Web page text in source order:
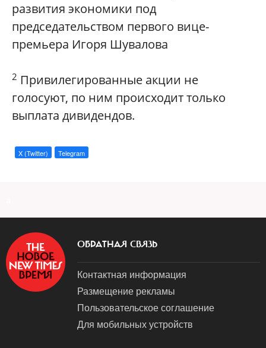
развития экономики под
председательством первого вице-
премьера Игоря Шувалова
2 Привилегированные акции не
голосуют, по ним происходит только
выплата дивидендов.
X (Twitter) Telegram
ОБРАТНАЯ СВЯЗЬ
Контактная информация
Размещение рекламы
Пользовательское соглашение
Для мобильных устройств